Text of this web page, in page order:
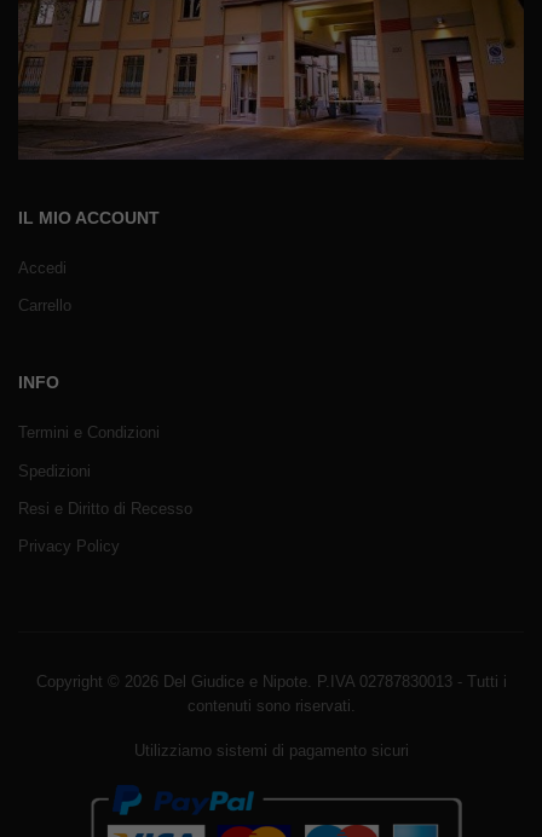
IL MIO ACCOUNT
Accedi
Carrello
INFO
Termini e Condizioni
Spedizioni
Resi e Diritto di Recesso
Privacy Policy
Copyright © 2026 Del Giudice e Nipote. P.IVA 02787830013 - Tutti i
contenuti sono riservati.
Utilizziamo sistemi di pagamento sicuri